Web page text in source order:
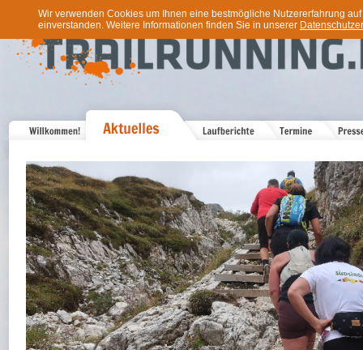
Wir verwenden Cookies um Ihnen eine bestmögliche Nutzererfahrung
einverstanden. Weitere Informationen finden Sie in unserer